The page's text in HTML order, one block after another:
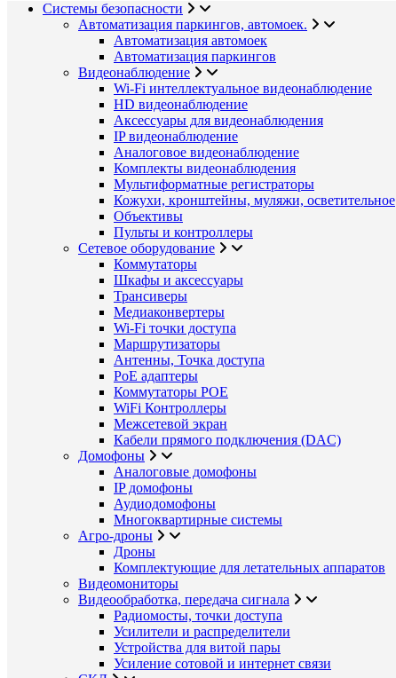
Системы безопасности
Автоматизация паркингов, автомоек.
Автоматизация автомоек
Автоматизация паркингов
Видеонаблюдение
Wi-Fi интеллектуальное видеонаблюдение
HD видеонаблюдение
Аксессуары для видеонаблюдения
IP видеонаблюдение
Аналоговое видеонаблюдение
Комплекты видеонаблюдения
Мультиформатные регистраторы
Кожухи, кронштейны, муляжи, осветительное
Объективы
Пульты и контроллеры
Сетевое оборудование
Коммутаторы
Шкафы и аксессуары
Трансиверы
Медиаконвертеры
Wi-Fi точки доступа
Маршрутизаторы
Антенны, Точка доступа
PoE адаптеры
Коммутаторы POE
WiFi Контроллеры
Межсетевой экран
Кабели прямого подключения (DAC)
Домофоны
Аналоговые домофоны
IP домофоны
Аудиодомофоны
Многоквартирные системы
Агро-дроны
Дроны
Комплектующие для летательных аппаратов
Видеомониторы
Видеообработка, передача сигнала
Радиомосты, точки доступа
Усилители и распределители
Устройства для витой пары
Усиление сотовой и интернет связи